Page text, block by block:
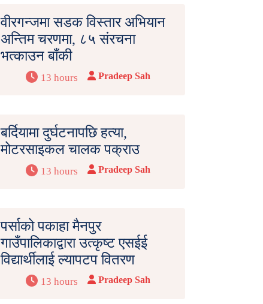
वीरगन्जमा सडक विस्तार अभियान
अन्तिम चरणमा, ८५ संरचना
भत्काउन बाँकी
13 hours Pradeep Sah
बर्दियामा दुर्घटनापछि हत्या,
मोटरसाइकल चालक पक्राउ
13 hours Pradeep Sah
पर्साको पकाहा मैनपुर
गाउँपालिकाद्वारा उत्कृष्ट एसईई
विद्यार्थीलाई ल्यापटप वितरण
13 hours Pradeep Sah